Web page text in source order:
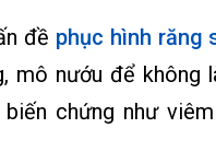
đề phục hình răng
mô nướu để không
chứng như